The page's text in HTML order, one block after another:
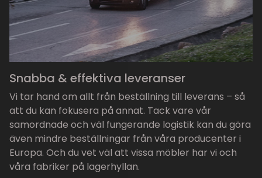
Snabba & effektiva leveranser
Vi tar hand om allt från beställning till leverans – så
att du kan fokusera på annat. Tack vare vår
samordnade och väl fungerande logistik kan du göra
även mindre beställningar från våra producenter i
Europa. Och du vet väl att vissa möbler har vi och
våra fabriker på lagerhyllan.